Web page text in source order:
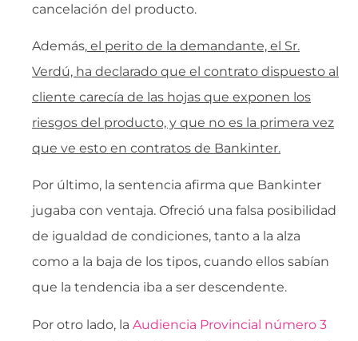
cancelación del producto.
Además, el perito de la demandante, el Sr.
Verdú, ha declarado que el contrato dispuesto al
cliente carecía de las hojas que exponen los
riesgos del producto, y que no es la primera vez
que ve esto en contratos de Bankinter.
Por último, la sentencia afirma que Bankinter
jugaba con ventaja. Ofreció una falsa posibilidad
de igualdad de condiciones, tanto a la alza
como a la baja de los tipos, cuando ellos sabían
que la tendencia iba a ser descendente.
Por otro lado, la Audiencia Provincial número 3